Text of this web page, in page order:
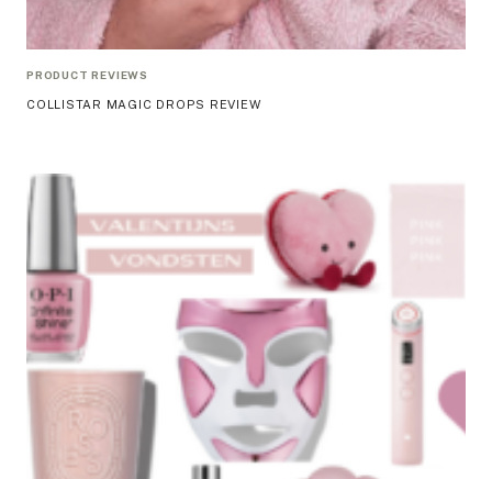
PRODUCT REVIEWS
COLLISTAR MAGIC DROPS REVIEW